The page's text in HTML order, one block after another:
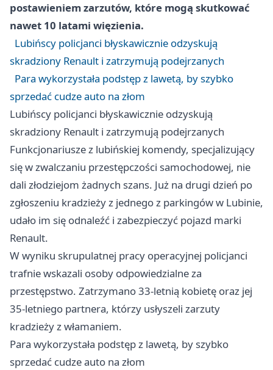
postawieniem zarzutów, które mogą skutkować
nawet 10 latami więzienia.
Lubińscy policjanci błyskawicznie odzyskują
skradziony Renault i zatrzymują podejrzanych
Para wykorzystała podstęp z lawetą, by szybko
sprzedać cudze auto na złom
Lubińscy policjanci błyskawicznie odzyskują
skradziony Renault i zatrzymują podejrzanych
Funkcjonariusze z lubińskiej komendy, specjalizujący
się w zwalczaniu przestępczości samochodowej, nie
dali złodziejom żadnych szans. Już na drugi dzień po
zgłoszeniu kradzieży z jednego z parkingów w Lubinie,
udało im się odnaleźć i zabezpieczyć pojazd marki
Renault.
W wyniku skrupulatnej pracy operacyjnej policjanci
trafnie wskazali osoby odpowiedzialne za
przestępstwo. Zatrzymano 33-letnią kobietę oraz jej
35-letniego partnera, którzy usłyszeli zarzuty
kradzieży z włamaniem.
Para wykorzystała podstęp z lawetą, by szybko
sprzedać cudze auto na złom